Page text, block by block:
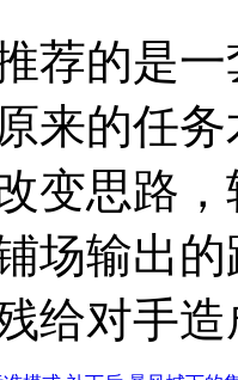
荐的是
来的任
变思路
场输出
给对手